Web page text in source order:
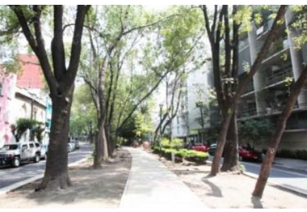
i
o
n
e
s
d
e
c
o
m
p
a
r
t
i
r
r
d
a
r